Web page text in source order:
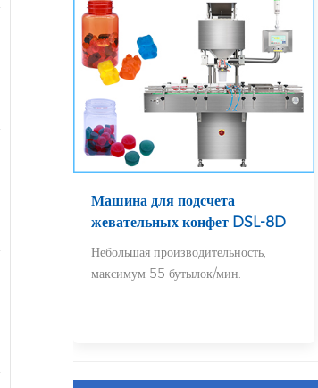
Машина для подсчета
жевательных конфет DSL-8D
Небольшая производительность,
максимум 55 бутылок/мин.